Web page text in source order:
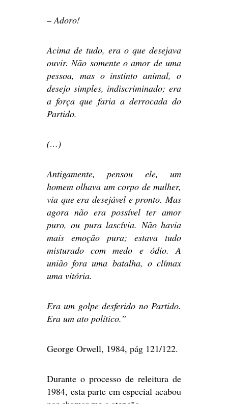
– Adoro!
Acima de tudo, era o que desejava
ouvir. Não somente o amor de uma
pessoa, mas o instinto animal, o
desejo simples, indiscriminado; era
a força que faria a derrocada do
Partido.
(…)
Antigamente, pensou ele, um
homem olhava um corpo de mulher,
via que era desejável e pronto. Mas
agora não era possível ter amor
puro, ou pura lascívia. Não havia
mais emoção pura; estava tudo
misturado com medo e ódio. A
união fora uma batalha, o clímax
uma vitória.
Era um golpe desferido no Partido.
Era um ato político.”
George Orwell, 1984, pág 121/122.
Durante o processo de releitura de
1984, esta parte em especial acabou